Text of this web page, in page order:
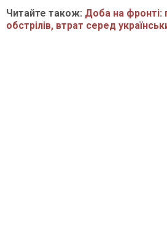
Читайте також: Доба на фронті:
обстрілів, втрат серед